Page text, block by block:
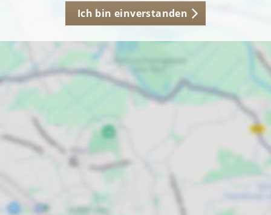
Ich bin einverstanden